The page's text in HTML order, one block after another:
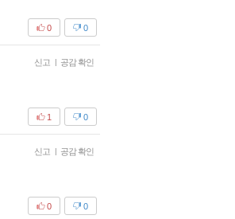
0
0
신고 | 공감 확인
0
1
신고 | 공감 확인
0
0